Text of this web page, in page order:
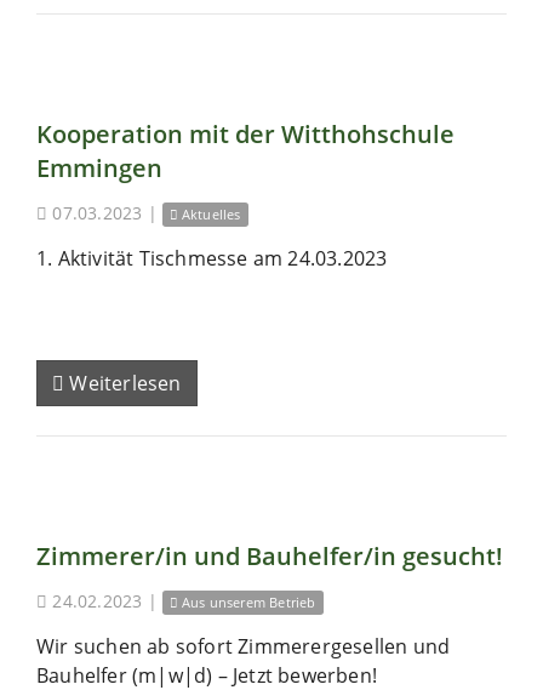
Kooperation mit der Witthohschule
Emmingen
07.03.2023 | Aktuelles
1. Aktivität Tischmesse am 24.03.2023
Weiterlesen
Zimmerer/in und Bauhelfer/in gesucht!
24.02.2023 | Aus unserem Betrieb
Wir suchen ab sofort Zimmerergesellen und
Bauhelfer (m|w|d) – Jetzt bewerben!